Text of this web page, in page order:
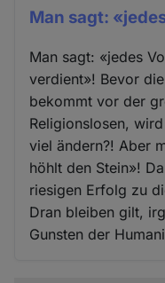
Man sagt:
Man sagt: «jedes
verdient»! Bevor
bekommt vor der
Religionslosen,
viel ändern?! Aber
höhlt den Stein»!
riesigen Erfolg zu
Dran bleiben gilt,
Gunsten der